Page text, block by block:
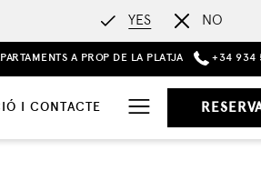
YES NO
A PROP DE LA PLATJA +34 934
I CONTACTE
Hamburger
Menu